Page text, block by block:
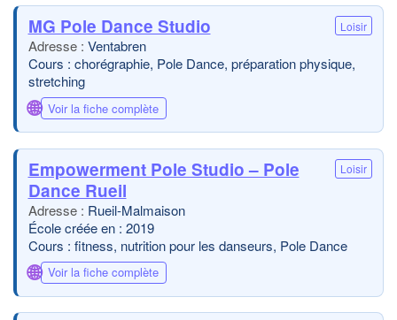
MG Pole Dance Studio Loisir
Ventabren
Cours : chorégraphie, Pole Dance, préparation physique,
stretching
🌐 Voir la fiche complète
Empowerment Pole Studio – Pole
Dance Rueil
Loisir
Rueil-Malmaison
École créée en : 2019
Cours : fitness, nutrition pour les danseurs, Pole Dance
🌐 Voir la fiche complète